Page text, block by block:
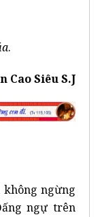
.
Cao Siêu S.J
không ngừng
ngự trên